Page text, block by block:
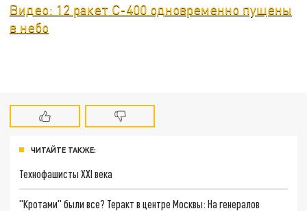
Видео: 12 ракет С-400 одновременно пущены
в небо
ЧИТАЙТЕ ТАКЖЕ:
Технофашисты XXI века
"Кротами" были все? Теракт в центре Москвы: На генералов